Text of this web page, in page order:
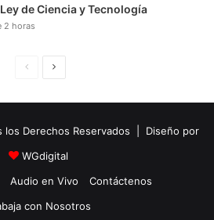
de Ciencia y Tecnología
2 horas
i
n
a
u
i
e
los Derechos Reservados | Diseño por
WGdigital
Audio en Vivo
Contáctenos
con Nosotros